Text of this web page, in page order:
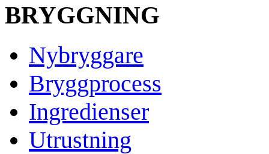
BRYGGNING
Nybryggare
Bryggprocess
Ingredienser
Utrustning